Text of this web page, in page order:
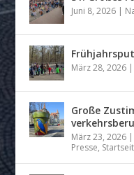
Juni 8, 2026 |
März 28, 2026
Große
März 23, 2026
Presse,